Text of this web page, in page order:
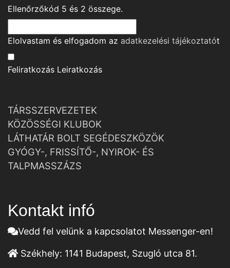
Ellenőrzőkód 5 és 2 összege.
Elolvastam és elfogadom az adatkezelési tájékoztatót
Feliratkozás Leiratkozás
TÁRSSZERVEZETEK
KÖZÖSSÉGI KLUBOK
LÁTHATÁR BOLT SEGÉDESZKÖZÖK
GYÓGY-, FRISSÍTŐ-, NYIROK- ÉS
TALPMASSZÁZS
Kontakt infó
Vedd fel velünk a kapcsolatot Messenger-en!
Székhely: 1141 Budapest, Szugló utca 81.